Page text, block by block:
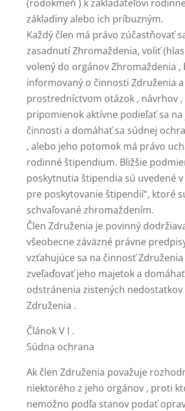
(rodokmeň ) k zakladateľovi
základiny alebo ich príbuzným.
Každý člen má právo zúčastňovať
zasadnutí Zhromaždenia, voliť
volený do orgánov Zhromaždenia ,
informovaný o činnosti Združenia a
prostredníctvom otázok , návrhov ,
pripomienok aktívne podieľať sa na
činnosti a domáhať sa súdnej
, alebo jeho potomok má právo
rodinné štipendium. Bližšie
poskytnutia štipendia sú uvedené v
pre poskytovanie štipendií“, ktoré
schvaľované zhromaždením.
Člen Združenia je povinný
všeobecne záväzné právne
vzťahujúce sa na činnosť
zveľaďovať jeho majetok a
odstránenia zistených
Združenia .
Článok V I .
Súdna ochrana
Ak člen Združenia považuje
niektorého z jeho orgánov , proti
nemožno podľa stanov podať